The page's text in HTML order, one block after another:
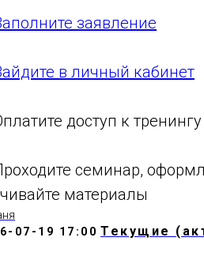
заявление
в личный кабинет
доступ к
семинар,
материалы
07-19 17:00 Текущие